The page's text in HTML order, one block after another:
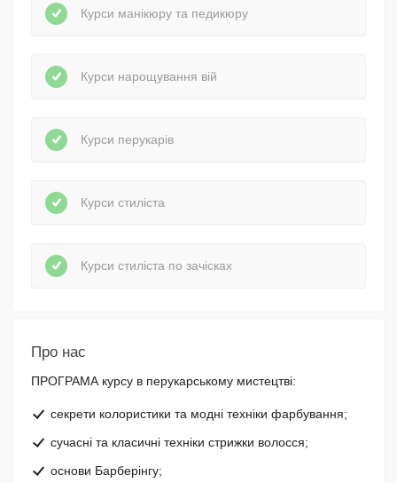
Курси манікюру та педикюру
Курси нарощування вій
Курси перукарів
Курси стиліста
Курси стиліста по зачісках
Про нас
ПРОГРАМА курсу в перукарському мистецтві:
секрети колористики та модні техніки фарбування;
сучасні та класичні техніки стрижки волосся;
основи Барберінгу;